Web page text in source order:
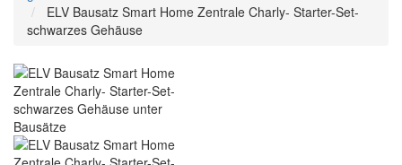
ELV Bausatz Smart Home Zentrale Charly- Starter-Set-
schwarzes Gehäuse